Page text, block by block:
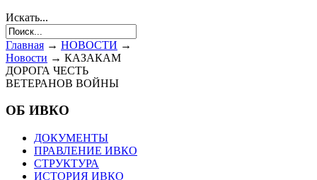
Искать...
Главная → НОВОСТИ →
Новости → КАЗАКАМ
ДОРОГА ЧЕСТЬ
ВЕТЕРАНОВ ВОЙНЫ
ОБ ИВКО
ДОКУМЕНТЫ
ПРАВЛЕНИЕ ИВКО
СТРУКТУРА
ИСТОРИЯ ИВКО